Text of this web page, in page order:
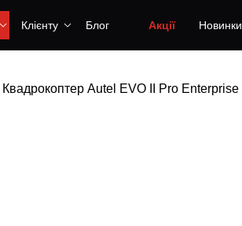
Клієнту Блог Акції Новинки
Квадрокоптер Autel EVO II Pro Enterprise